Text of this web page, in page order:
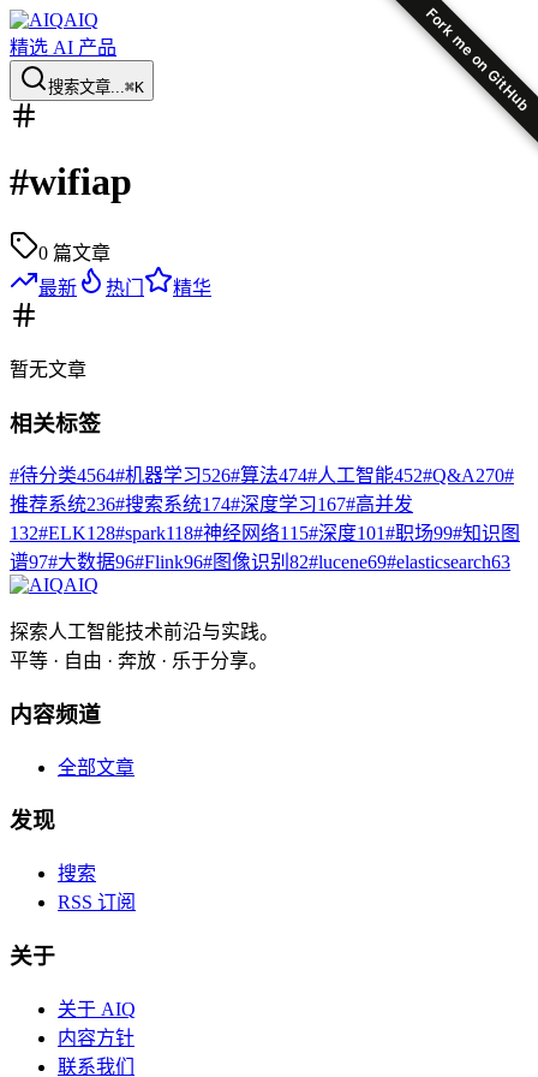
Fork me on GitHub
AIQ
精选 AI 产品
搜索文章...⌘K
#wifiap
0 篇文章
最新
热门 精华
暂无文章
相关标签
#待分类4564#机器学习526#算法474#人工智能452#Q&A270#
推荐系统236#搜索系统174#深度学习167#高并发
132#ELK128#spark118#神经网络115#深度101#职场99#知识图
谱97#大数据96#Flink96#图像识别 82#lucene69#elasticsearch63
AIQ
探索人工智能技术前沿与实践。
平等 · 自由 · 奔放 · 乐于分享。
内容频道
全部文章
发现
搜索
RSS 订阅
关于
关于 AIQ
内容方针
联系我们